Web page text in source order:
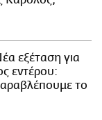
εξέταση για
εντέρου:
το